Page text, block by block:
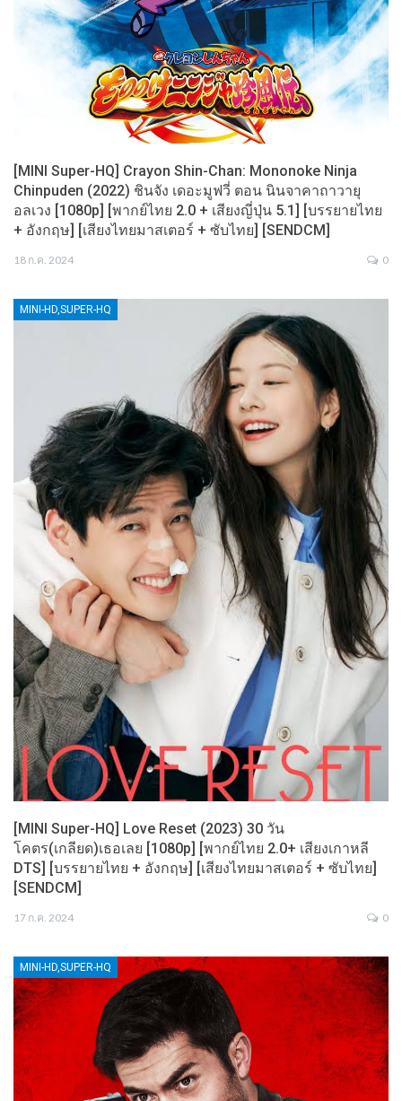
[MINI Super-HQ] Crayon Shin-Chan: Mononoke Ninja
Chinpuden (2022) ชินจัง เดอะมูฟวี่ ตอน นินจาคาถาวายุ
อลเวง [1080p] [พากย์ไทย 2.0 + เสียงญี่ปุ่น 5.1] [บรรยายไทย
+ อังกฤษ] [เสียงไทยมาสเตอร์ + ซับไทย] [SENDCM]
18 ก.ค. 2024 0
MINI-HD,SUPER-HQ
[MINI Super-HQ] Love Reset (2023) 30 วัน
โคตร(เกลียด)เธอเลย [1080p] [พากย์ไทย 2.0+ เสียงเกาหลี
DTS] [บรรยายไทย + อังกฤษ] [เสียงไทยมาสเตอร์ + ซับไทย]
[SENDCM]
17 ก.ค. 2024 0
MINI-HD,SUPER-HQ